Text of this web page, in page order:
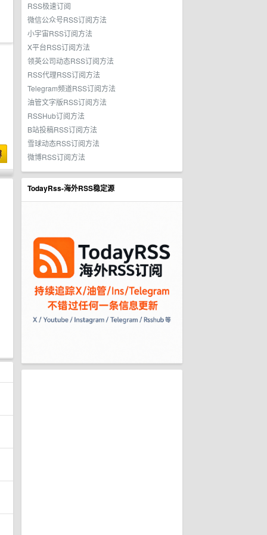
RSS极速订阅
微信公众号RSS订阅方法
小宇宙RSS订阅方法
X平台RSS订阅方法
领英公司动态RSS订阅方法
RSS代理RSS订阅方法
Telegram频道RSS订阅方法
油管文字版RSS订阅方法
RSSHub订阅方法
B站投稿RSS订阅方法
雪球动态RSS订阅方法
微博RSS订阅方法
TodayRss-海外RSS稳定源